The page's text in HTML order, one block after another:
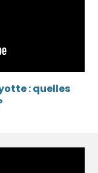
: quelles